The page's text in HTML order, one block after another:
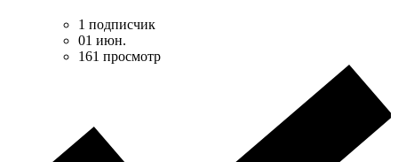
1 подписчик
01 июн.
161 просмотр